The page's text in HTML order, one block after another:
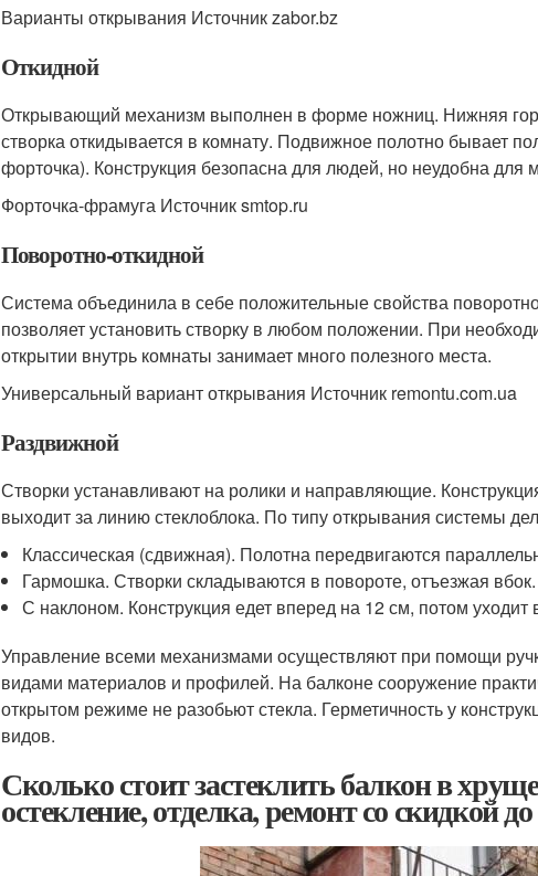
Варианты открывания Источник zabor.bz
Откидной
Открывающий механизм выполнен в форме ножниц. Нижняя
створка откидывается в комнату. Подвижное полотно бывает
форточка). Конструкция безопасна для людей, но неудобна для
Форточка-фрамуга Источник smtop.ru
Поворотно-откидной
Система объединила в себе положительные свойства
позволяет установить створку в любом положении. При
открытии внутрь комнаты занимает много полезного места.
Универсальный вариант открывания Источник remontu.com.ua
Раздвижной
Створки устанавливают на ролики и направляющие.
выходит за линию стеклоблока. По типу открывания системы
Классическая (сдвижная). Полотна передвигаются
Гармошка. Створки складываются в повороте, отъезжая вбок.
С наклоном. Конструкция едет вперед на 12 см, потом уходит
Управление всеми механизмами осуществляют при помощи
видами материалов и профилей. На балконе сооружение
открытом режиме не разобьют стекла. Герметичность у
видов.
Сколько стоит застеклить балкон в
остекление, отделка, ремонт со скидкой